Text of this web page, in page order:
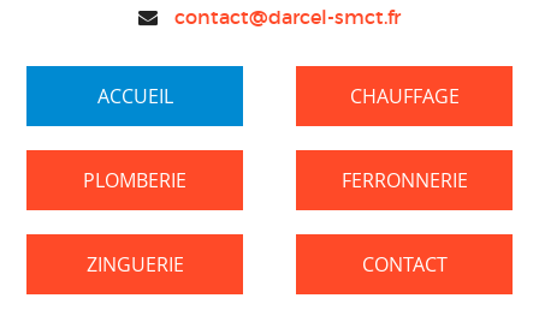
contact@darcel-smct.fr
ACCUEIL CHAUFFAGE
PLOMBERIE FERRONNERIE
ZINGUERIE CONTACT